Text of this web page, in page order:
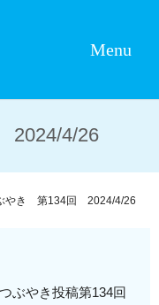
Menu
4/26
やき 第134回 2024/4/26
ぶやき投稿第134回